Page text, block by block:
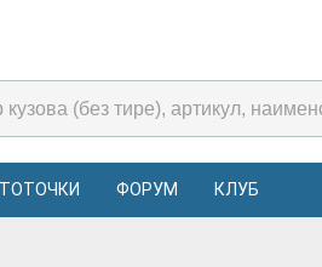
ФОРУМ КЛУБ